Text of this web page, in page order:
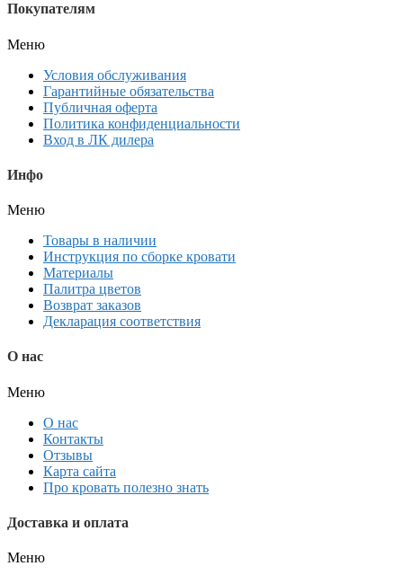
Покупателям
Меню
Условия обслуживания
Гарантийные обязательства
Публичная оферта
Политика конфиденциальности
Вход в ЛК дилера
Инфо
Меню
Товары в наличии
Инструкция по сборке кровати
Материалы
Палитра цветов
Возврат заказов
Декларация соответствия
О нас
Меню
О нас
Контакты
Отзывы
Карта сайта
Про кровать полезно знать
Доставка и оплата
Меню